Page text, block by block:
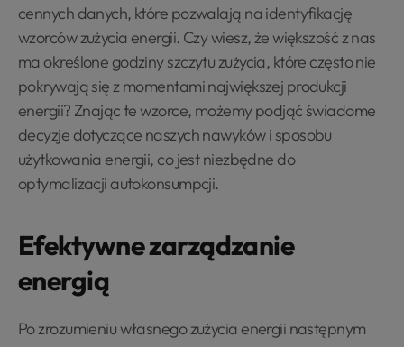
cennych danych, które pozwalają na identyfikację
wzorców zużycia energii. Czy wiesz, że większość z nas
ma określone godziny szczytu zużycia, które często nie
pokrywają się z momentami największej produkcji
energii? Znając te wzorce, możemy podjąć świadome
decyzje dotyczące naszych nawyków i sposobu
użytkowania energii, co jest niezbędne do
optymalizacji autokonsumpcji.
Efektywne zarządzanie
energią
Po zrozumieniu własnego zużycia energii następnym